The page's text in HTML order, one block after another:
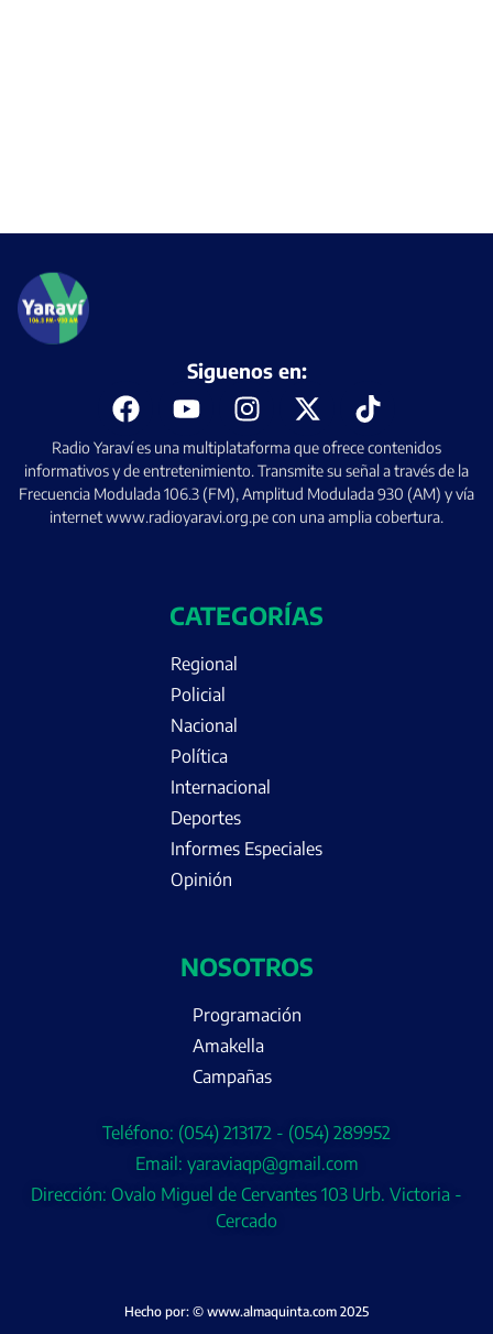
Radio Yaraví es una multiplataforma que ofrece contenidos
informativos y de entretenimiento. Transmite su señal a través de la
Frecuencia Modulada 106.3 (FM), Amplitud Modulada 930 (AM) y vía
internet www.radioyaravi.org.pe con una amplia cobertura.
Siguenos en:
CATEGORÍAS
Regional
Policial
Nacional
Política
Internacional
Deportes
Informes Especiales
Opinión
NOSOTROS
Programación
Amakella
Campañas
Teléfono: (054) 213172 - (054) 289952
Email: yaraviaqp@gmail.com
Dirección: Ovalo Miguel de Cervantes 103 Urb. Victoria -
Cercado
Hecho por: © www.almaquinta.com 2025